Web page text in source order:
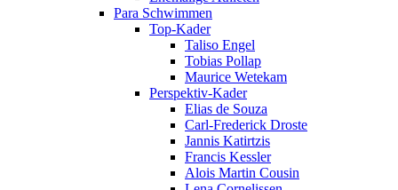
Para Schwimmen
Top-Kader
Taliso Engel
Tobias Pollap
Maurice Wetekam
Perspektiv-Kader
Elias de Souza
Carl-Frederick Droste
Jannis Katirtzis
Francis Kessler
Alois Martin Cousin